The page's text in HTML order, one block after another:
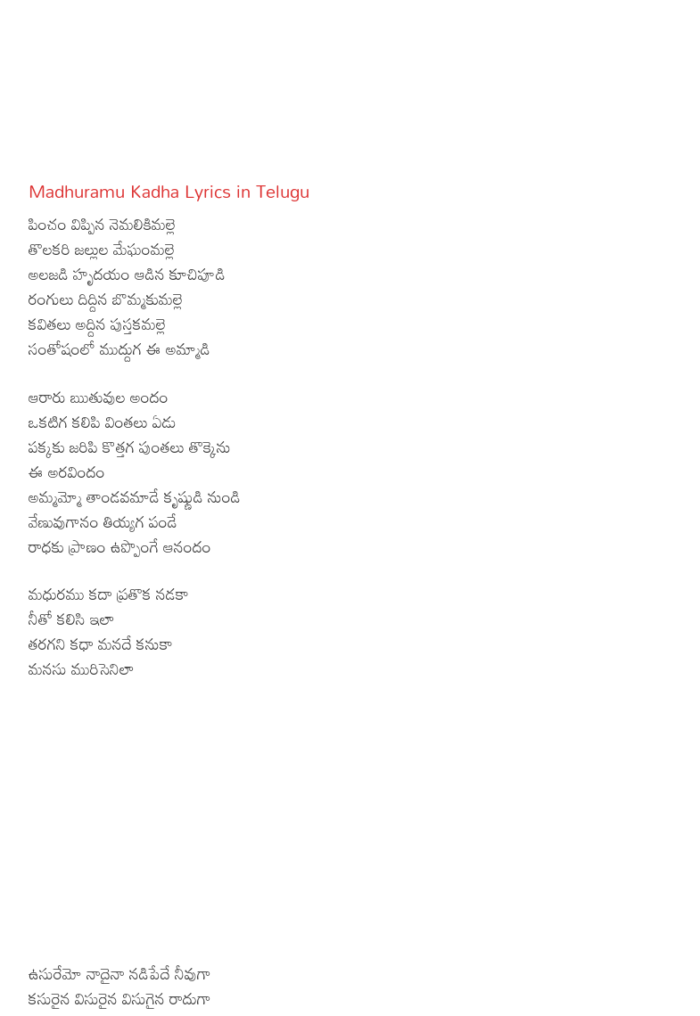
Madhuramu Kadha Lyrics in Telugu
పించం విప్పిన నెమలికిమల్లె
తొలకరి జల్లుల మేఘంమల్లె
అలజడి హృదయం ఆడిన కూచిపూడి
రంగులు దిద్దిన బొమ్మకుమల్లె
కవితలు అద్దిన పుస్తకమల్లె
సంతోషంలో ముద్దుగ ఈ అమ్మాడి
ఆరారు ఋతువుల అందం
ఒకటిగ కలిపి వింతలు ఏడు
పక్కకు జరిపి కొత్తగ పుంతలు తొక్కెను
ఈ అరవిందం
అమ్మమ్మో తాండవమాడే కృష్ణుడి నుండి
వేణువుగానం తియ్యగ పండే
రాధకు ప్రాణం ఉప్పొంగే ఆనందం
మధురము కదా ప్రతొక నడకా
నీతో కలిసి ఇలా
తరగని కధా మనదే కనుకా
మనసు మురిసెనిలా
ఉసురేమో నాదైనా నడిపేదే నీవుగా
కసురైన విసురైన విసుగైన రాదుగా